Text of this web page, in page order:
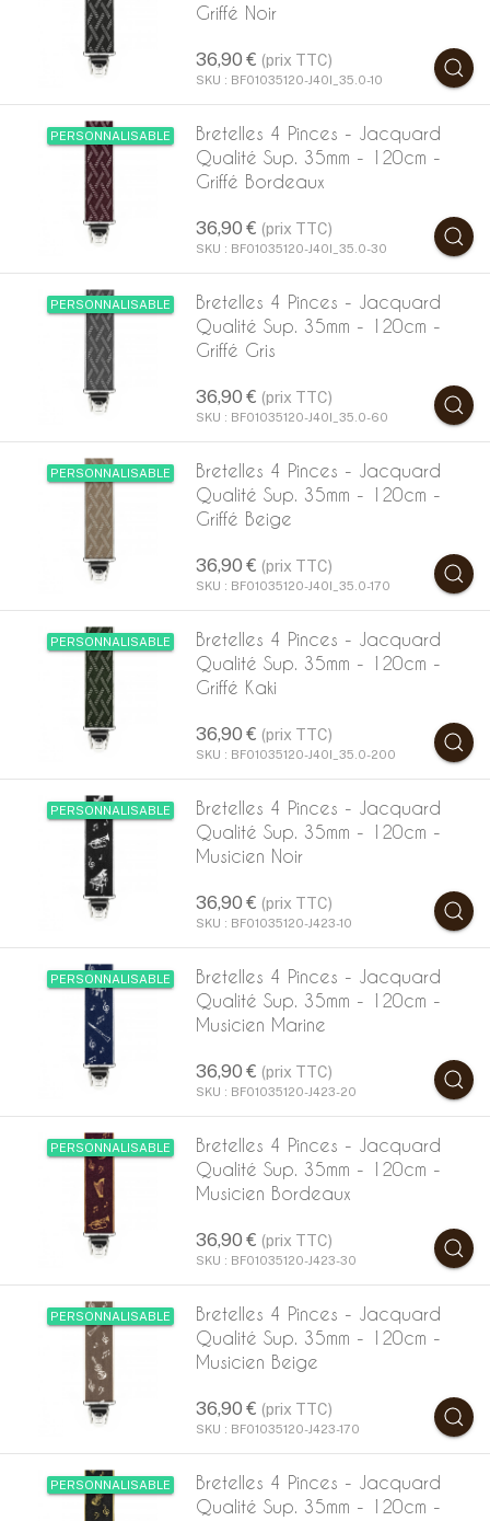
Griffé Noir
36,90 € (prix TTC)
SKU : BF01035120-J40I_35.0-10
PERSONNALISABLE
Bretelles 4 Pinces - Jacquard
Qualité Sup. 35mm - 120cm -
Griffé Bordeaux
36,90 € (prix TTC)
SKU : BF01035120-J40I_35.0-30
PERSONNALISABLE
Bretelles 4 Pinces - Jacquard
Qualité Sup. 35mm - 120cm -
Griffé Gris
36,90 € (prix TTC)
SKU : BF01035120-J40I_35.0-60
PERSONNALISABLE
Bretelles 4 Pinces - Jacquard
Qualité Sup. 35mm - 120cm -
Griffé Beige
36,90 € (prix TTC)
SKU : BF01035120-J40I_35.0-170
PERSONNALISABLE
Bretelles 4 Pinces - Jacquard
Qualité Sup. 35mm - 120cm -
Griffé Kaki
36,90 € (prix TTC)
SKU : BF01035120-J40I_35.0-200
PERSONNALISABLE
Bretelles 4 Pinces - Jacquard
Qualité Sup. 35mm - 120cm -
Musicien Noir
36,90 € (prix TTC)
SKU : BF01035120-J423-10
PERSONNALISABLE
Bretelles 4 Pinces - Jacquard
Qualité Sup. 35mm - 120cm -
Musicien Marine
36,90 € (prix TTC)
SKU : BF01035120-J423-20
PERSONNALISABLE
Bretelles 4 Pinces - Jacquard
Qualité Sup. 35mm - 120cm -
Musicien Bordeaux
36,90 € (prix TTC)
SKU : BF01035120-J423-30
PERSONNALISABLE
Bretelles 4 Pinces - Jacquard
Qualité Sup. 35mm - 120cm -
Musicien Beige
36,90 € (prix TTC)
SKU : BF01035120-J423-170
PERSONNALISABLE
Bretelles 4 Pinces - Jacquard
Qualité Sup. 35mm - 120cm -